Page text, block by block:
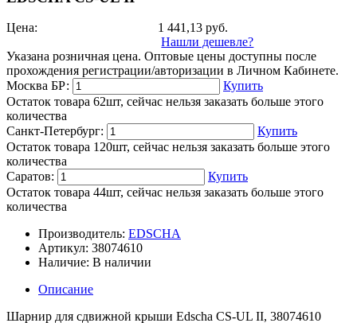
Цена: 1 441,13руб.
Нашли дешевле?
Указана розничная цена. Оптовые цены доступны после
прохождения регистрации/авторизации в Личном Кабинете.
Москва БР:
Купить
Остаток товара 62шт, сейчас нельзя заказать больше этого
количества
Санкт-Петербург:
Купить
Остаток товара 120шт, сейчас нельзя заказать больше этого
количества
Саратов:
Купить
Остаток товара 44шт, сейчас нельзя заказать больше этого
количества
Производитель: EDSCHA
Артикул: 38074610
Наличие: В наличии
Описание
Шарнир для сдвижной крыши Edscha CS-UL II, 38074610